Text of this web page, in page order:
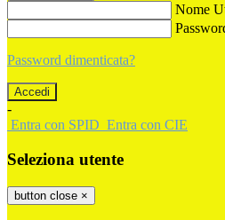
Nome
Password dimenticata?
-
Entra con SPID Entra con CIE
Seleziona utente
button close ×